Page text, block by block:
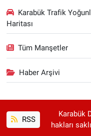
Karabük Trafik
Haritası
Tüm Manşetler
Haber Arşivi
RSS
Karabük
hakları